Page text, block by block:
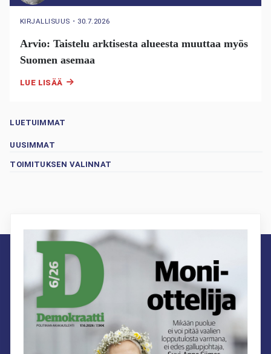
KIRJALLISUUS ・ 30.7.2026
Arvio: Taistelu arktisesta alueesta muuttaa myös
Suomen asemaa
LUE LISÄÄ
LUETUIMMAT
UUSIMMAT
TOIMITUKSEN VALINNAT